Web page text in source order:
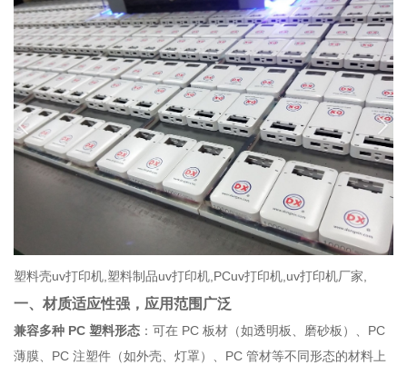
塑料壳uv打印机,塑料制品uv打印机,PCuv打印机,uv打印机厂家,
一、材质适应性强，应用范围广泛
兼容多种 PC 塑料形态 ：可在 PC 板材（如透明板、磨砂板）、PC
薄膜、PC 注塑件（如外壳、灯罩）、PC 管材等不同形态的材料上